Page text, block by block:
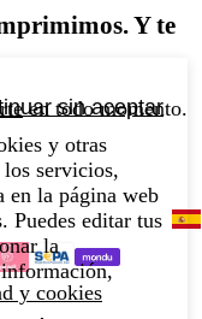
Y te
en todo momento.
y cookies
sin aceptar
y otras
servicios,
en la página web
Puedes editar tus
la